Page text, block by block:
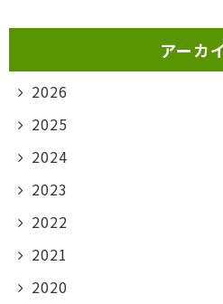
アーカ
2026
2025
2024
2023
2022
2021
2020